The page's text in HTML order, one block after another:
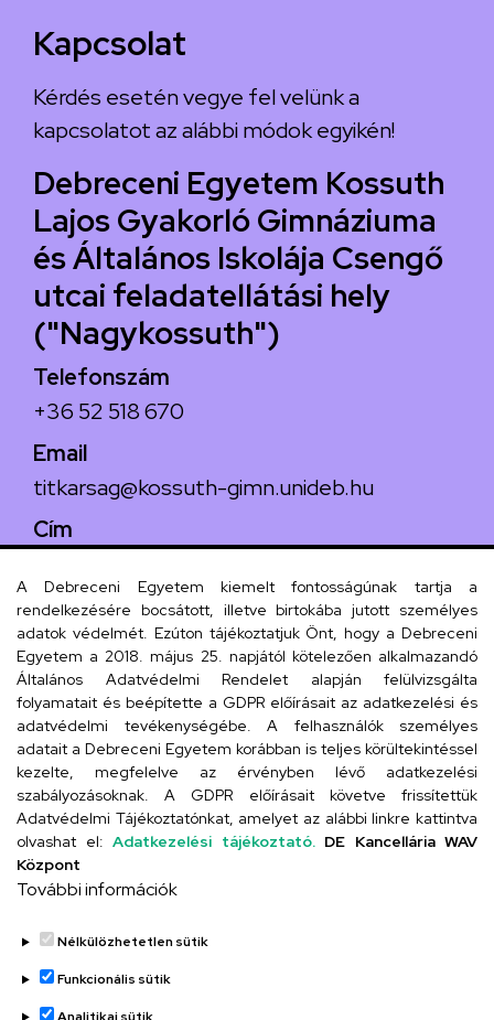
Kapcsolat
Kérdés esetén vegye fel velünk a
kapcsolatot az alábbi módok egyikén!
Debreceni Egyetem Kossuth
Lajos Gyakorló Gimnáziuma
és Általános Iskolája Csengő
utcai feladatellátási hely
("Nagykossuth")
Telefonszám
+36 52 518 670
Email
titkarsag@kossuth-gimn.unideb.hu
Cím
Szervezeti telefonkönyv
UD telefonkönyv
Titkárság
A Debreceni Egyetem kiemelt fontosságúnak tartja a
rendelkezésére bocsátott, illetve birtokába jutott személyes
adatok védelmét. Ezúton tájékoztatjuk Önt, hogy a Debreceni
Egyetem a 2018. május 25. napjától kötelezően alkalmazandó
Általános Adatvédelmi Rendelet alapján felülvizsgálta
folyamatait és beépítette a GDPR előírásait az adatkezelési és
adatvédelmi tevékenységébe. A felhasználók személyes
adatait a Debreceni Egyetem korábban is teljes körültekintéssel
kezelte, megfelelve az érvényben lévő adatkezelési
szabályozásoknak. A GDPR előírásait követve frissítettük
Adatvédelmi Tájékoztatónkat, amelyet az alábbi linkre kattintva
olvashat el: Adatkezelési tájékoztató. DE Kancellária WAV
Központ
További információk
Nélkülözhetetlen sütik
Funkcionális sütik